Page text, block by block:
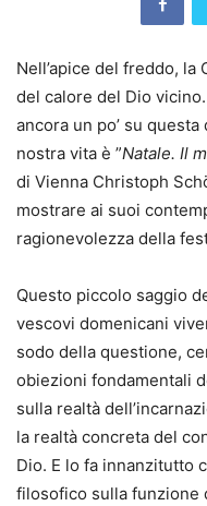
Nell’apice del freddo, la
del calore del Dio
ancora un po’ su
nostra vita è ”Natale. Il
di Vienna Christoph
mostrare ai suoi
ragionevolezza della
Questo piccolo saggio
vescovi domenicani
sodo della questione,
obiezioni fondamentali
sulla realtà
la realtà concreta del
Dio. E lo fa innanzitutto
filosofico sulla funzione